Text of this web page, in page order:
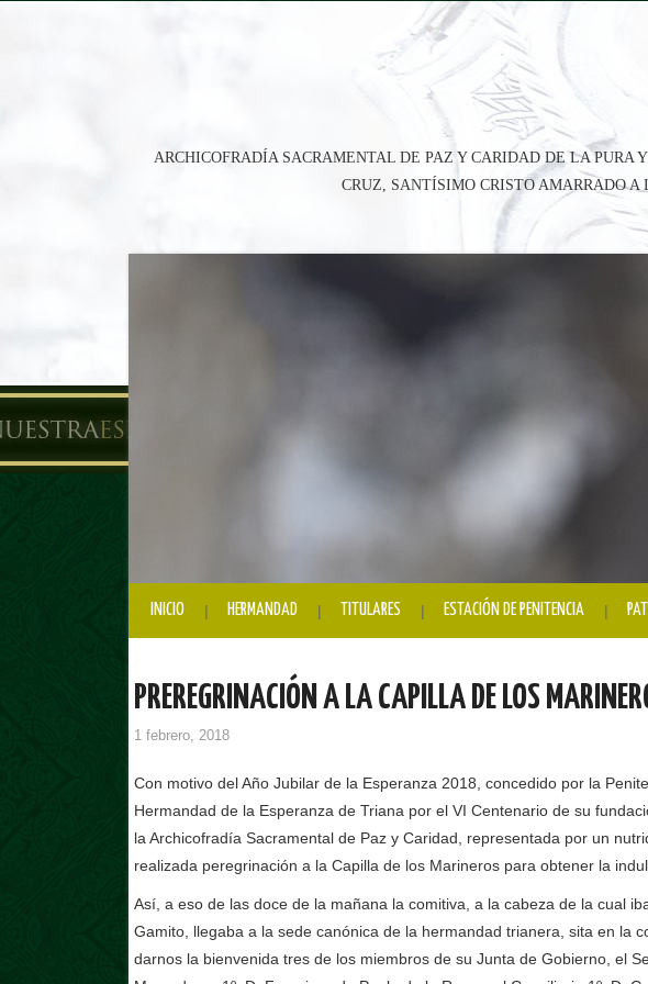
ARCHICOFRADÍA SACRAMENTAL DE PAZ Y CARIDAD DE LA
CRUZ, SANTÍSIMO CRISTO AMARRADO
INICIO HERMANDAD TITULARES ESTACIÓN DE PENITENCIA
PREREGRINACIÓN A LA CAPILLA DE LOS
1 febrero, 2018
Con motivo del Año Jubilar de la Esperanza 2018, concedido por la
Hermandad de la Esperanza de Triana por el VI Centenario de su
la Archicofradía Sacramental de Paz y Caridad, representada por un
realizada peregrinación a la Capilla de los Marineros para obtener la
Así, a eso de las doce de la mañana la comitiva, a la cabeza de la cual
Gamito, llegaba a la sede canónica de la hermandad trianera, sita en la
darnos la bienvenida tres de los miembros de su Junta de Gobierno, el